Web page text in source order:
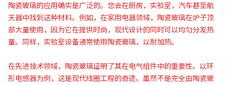
陶瓷玻璃的应用确实是广泛的。您会在厨房，实验室，汽车甚至航
天器中找到这种材料。例如，在家用电器领域，陶瓷玻璃在炉子顶
部大量使用，因为它在提供时尚，现代设计的同时可以均匀分发热
量。同样，实验室设备通常使用陶瓷玻璃，以耐加热。
在先进技术领域，陶瓷玻璃证明了其在电气组件中的重要性。以环
形电感器为例，这是现代线圈工程的奇迹。虽然不是完全由陶瓷玻